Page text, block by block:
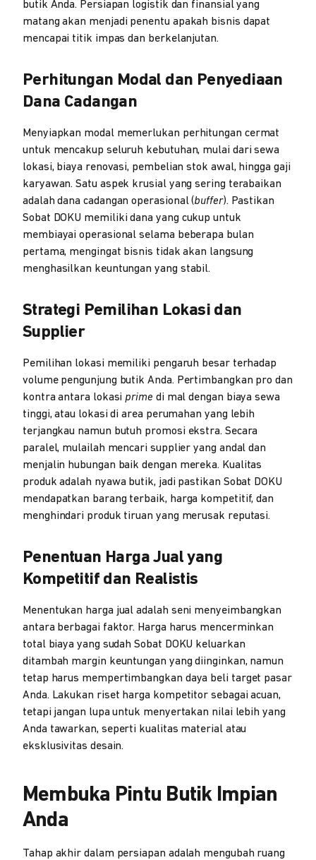
butik Anda. Persiapan logistik dan finansial yang
matang akan menjadi penentu apakah bisnis dapat
mencapai titik impas dan berkelanjutan.
Perhitungan Modal dan Penyediaan
Dana Cadangan
Menyiapkan modal memerlukan perhitungan cermat
untuk mencakup seluruh kebutuhan, mulai dari sewa
lokasi, biaya renovasi, pembelian stok awal, hingga gaji
karyawan. Satu aspek krusial yang sering terabaikan
adalah dana cadangan operasional (buffer). Pastikan
Sobat DOKU memiliki dana yang cukup untuk
membiayai operasional selama beberapa bulan
pertama, mengingat bisnis tidak akan langsung
menghasilkan keuntungan yang stabil.
Strategi Pemilihan Lokasi dan
Supplier
Pemilihan lokasi memiliki pengaruh besar terhadap
volume pengunjung butik Anda. Pertimbangkan pro dan
kontra antara lokasi prime di mal dengan biaya sewa
tinggi, atau lokasi di area perumahan yang lebih
terjangkau namun butuh promosi ekstra. Secara
paralel, mulailah mencari supplier yang andal dan
menjalin hubungan baik dengan mereka. Kualitas
produk adalah nyawa butik, jadi pastikan Sobat DOKU
mendapatkan barang terbaik, harga kompetitif, dan
menghindari produk tiruan yang merusak reputasi.
Penentuan Harga Jual yang
Kompetitif dan Realistis
Menentukan harga jual adalah seni menyeimbangkan
antara berbagai faktor. Harga harus mencerminkan
total biaya yang sudah Sobat DOKU keluarkan
ditambah margin keuntungan yang diinginkan, namun
tetap harus mempertimbangkan daya beli target pasar
Anda. Lakukan riset harga kompetitor sebagai acuan,
tetapi jangan lupa untuk menyertakan nilai lebih yang
Anda tawarkan, seperti kualitas material atau
eksklusivitas desain.
Membuka Pintu Butik Impian
Anda
Tahap akhir dalam persiapan adalah mengubah ruang